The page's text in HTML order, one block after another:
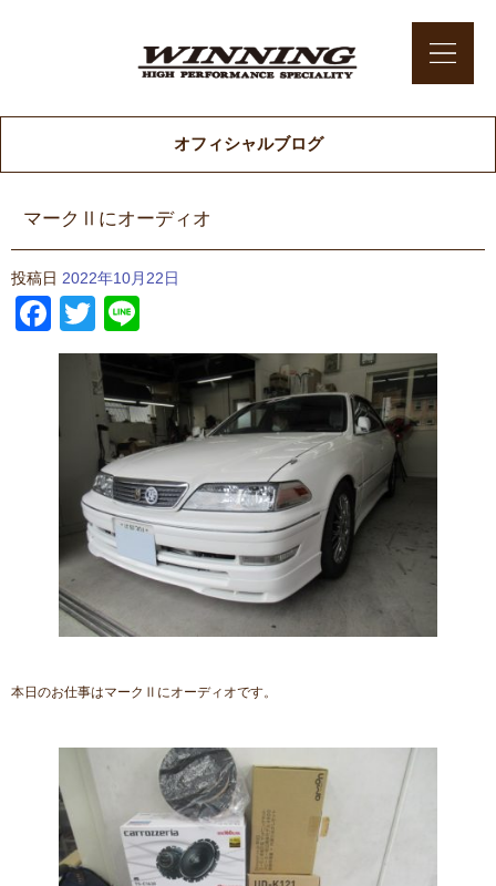
オフィシャルブログ
マークⅡにオーディオ
投稿日 2022年10月22日
Facebook
Twitter
本日のお仕事はマークⅡにオーディオです。